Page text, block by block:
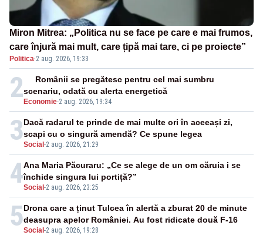
Miron Mitrea: „Politica nu se face pe care e mai frumos,
care înjură mai mult, care țipă mai tare, ci pe proiecte”
Politica·2 aug. 2026, 19:33
2 Economie-2 aug. 2026, 19:34
Românii se pregătesc pentru cel mai sumbru
scenariu, odată cu alerta energetică
3Social -2 aug. 2026, 21:29
Dacă radarul te prinde de mai multe ori în aceeași zi,
scapi cu o singură amendă? Ce spune legea
4Social -2 aug. 2026, 23:25
Ana Maria Păcuraru: „Ce se alege de un om căruia i se
închide singura lui portiță?”
5Social -2 aug. 2026, 19:28
Drona care a ținut Tulcea în alertă a zburat 20 de minute
deasupra apelor României. Au fost ridicate două F-16